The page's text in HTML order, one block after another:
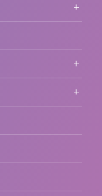
ス・展示会・アワ
ームプロモーシ